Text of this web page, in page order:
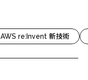
AWS re:Invent 新技術